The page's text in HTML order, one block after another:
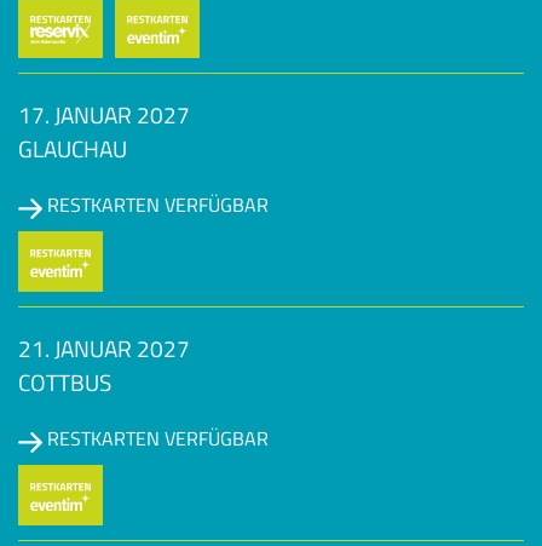
17. JANUAR 2027
GLAUCHAU
RESTKARTEN VERFÜGBAR
21. JANUAR 2027
COTTBUS
RESTKARTEN VERFÜGBAR